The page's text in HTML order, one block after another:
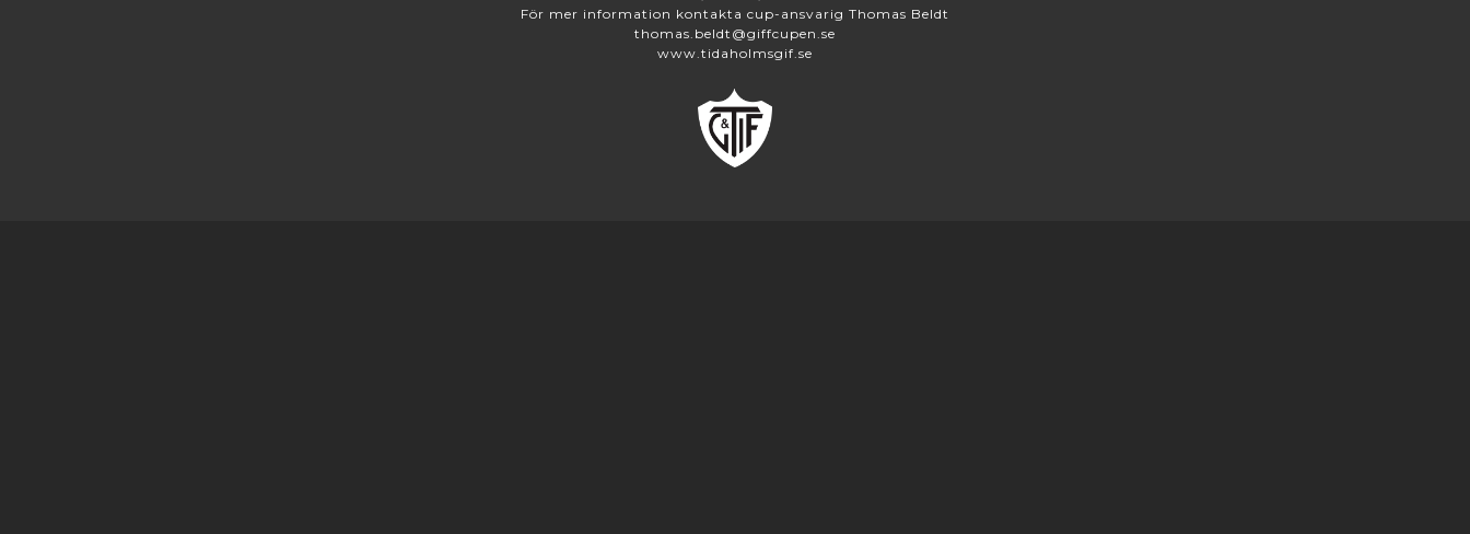
För mer information kontakta cup-ansvarig Thomas Beldt
thomas.beldt@giffcupen.se
www.tidaholmsgif.se